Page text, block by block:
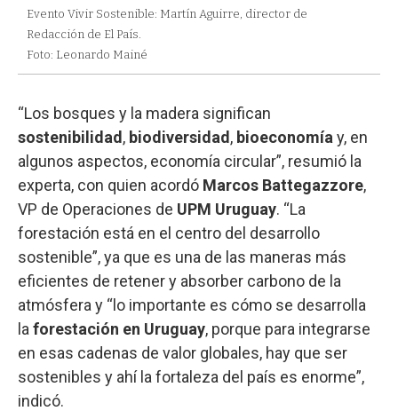
Evento Vivir Sostenible: Martín Aguirre, director de
Redacción de El País.
Foto: Leonardo Mainé
“Los bosques y la madera significan
sostenibilidad, biodiversidad, bioeconomía y, en
algunos aspectos, economía circular”, resumió la
experta, con quien acordó Marcos Battegazzore,
VP de Operaciones de UPM Uruguay. “La
forestación está en el centro del desarrollo
sostenible”, ya que es una de las maneras más
eficientes de retener y absorber carbono de la
atmósfera y “lo importante es cómo se desarrolla
la forestación en Uruguay, porque para integrarse
en esas cadenas de valor globales, hay que ser
sostenibles y ahí la fortaleza del país es enorme”,
indicó.